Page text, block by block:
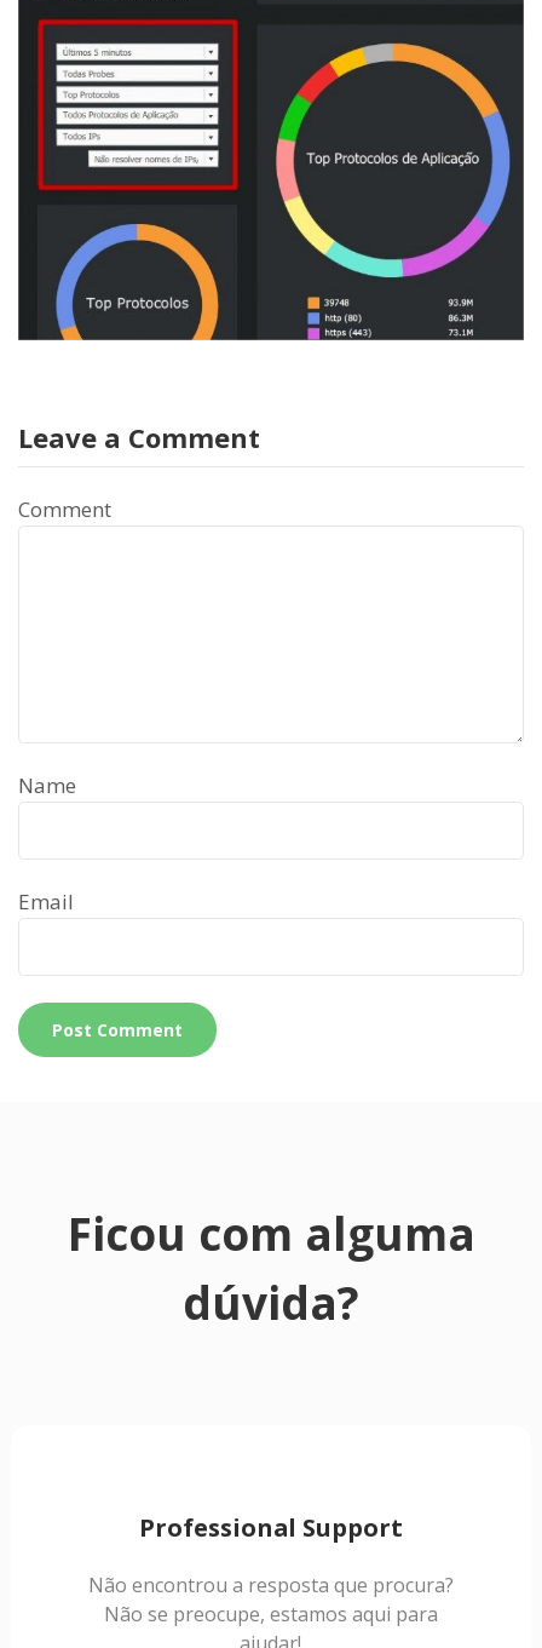
Leave a Comment
Comment
Name
Email
Ficou com alguma
dúvida?
Professional Support
Não encontrou a resposta que procura?
Não se preocupe, estamos aqui para